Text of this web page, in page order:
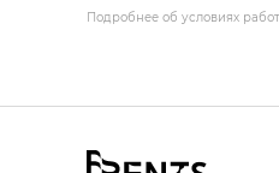
Подробнее об условиях